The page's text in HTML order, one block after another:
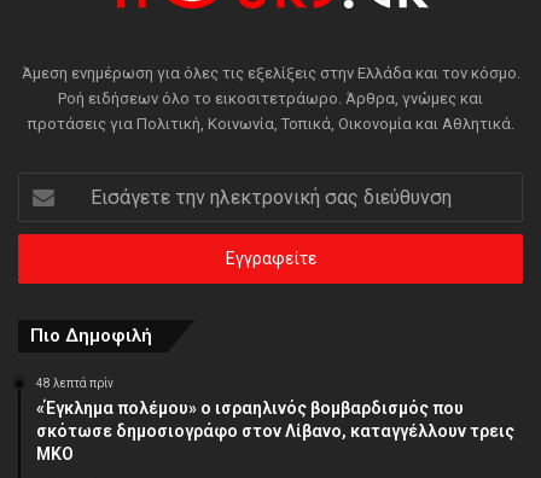
Άμεση ενημέρωση για όλες τις εξελίξεις στην Ελλάδα και τον κόσμο.
Ροή ειδήσεων όλο το εικοσιτετράωρο. Άρθρα, γνώμες και
προτάσεις για Πολιτική, Κοινωνία, Τοπικά, Οικονομία και Αθλητικά.
Εισάγετε
την
ηλεκτρονική
διεύθυνση
Πιο Δημοφιλή
48 λεπτά πρίν
«Έγκλημα πολέμου» ο ισραηλινός βομβαρδισμός που
σκότωσε δημοσιογράφο στον Λίβανο, καταγγέλλουν τρεις
ΜΚΟ